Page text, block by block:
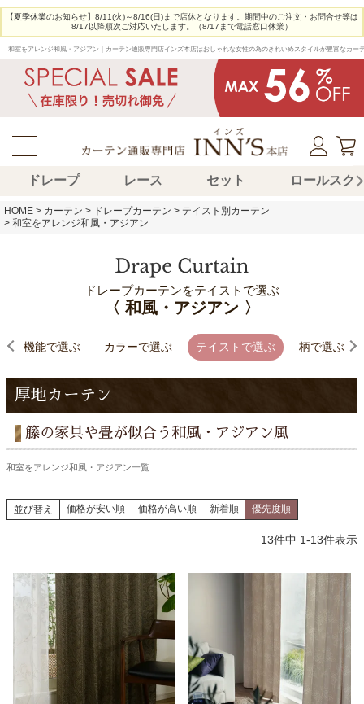
【夏季休業のお知らせ】8/11(火)～8/16(日)まで店休となります。期間中のご注文・お問合せ等は
8/17以降順次ご対応いたします。（8/17まで電話窓口休業）
和室をアレンジ和風・アジアン｜カーテン通販専門店インズ本店はおしゃれな女性の為のきれいめスタイルが豊富なカー
ドレープ レース セット ロールスク
HOME カーテン ドレープカーテン
テイスト別カーテン
和室をアレンジ和風・アジアン
ドレープカーテンをテイストで選ぶ
〈 和風・アジアン 〉
機能で選ぶ カラーで選ぶ テイストで選ぶ 柄で選ぶ
厚地カーテン
籐の家具や畳が似合う和風・アジアン風
和室をアレンジ和風・アジアン一覧
並び替え 価格が安い順 価格が高い順 新着順 優先度順
13件中 1-13件表示